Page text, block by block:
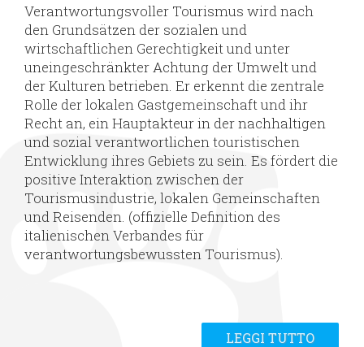
Verantwortungsvoller Tourismus wird nach
den Grundsätzen der sozialen und
wirtschaftlichen Gerechtigkeit und unter
uneingeschränkter Achtung der Umwelt und
der Kulturen betrieben. Er erkennt die zentrale
Rolle der lokalen Gastgemeinschaft und ihr
Recht an, ein Hauptakteur in der nachhaltigen
und sozial verantwortlichen touristischen
Entwicklung ihres Gebiets zu sein. Es fördert die
positive Interaktion zwischen der
Tourismusindustrie, lokalen Gemeinschaften
und Reisenden. (offizielle Definition des
italienischen Verbandes für
verantwortungsbewussten Tourismus).
LEGGI TUTTO